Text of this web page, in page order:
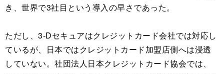
き、世界で3社目という導入の早さであった。
ただし、3-Dセキュアはクレジットカード会社では対応し
ているが、日本ではクレジットカード加盟店側へは浸透
していない。社団法人日本クレジットカード協会では、